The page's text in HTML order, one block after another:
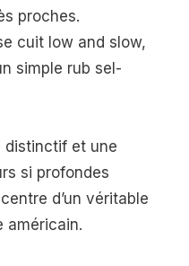
proches.
cuit low and slow,
simple rub sel-
distinctif et une
si profondes
d’un véritable
américain.